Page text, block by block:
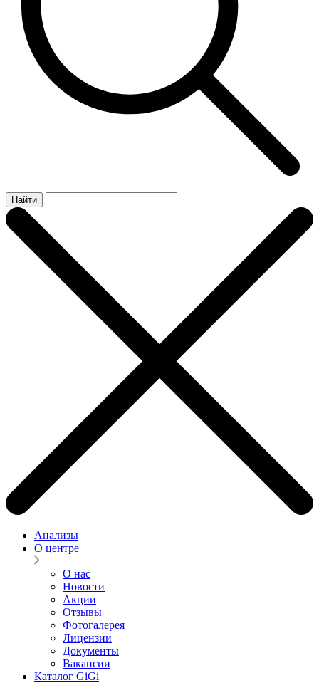
Найти
Анализы
О центре
О нас
Новости
Акции
Отзывы
Фотогалерея
Лицензии
Документы
Вакансии
Каталог GiGi